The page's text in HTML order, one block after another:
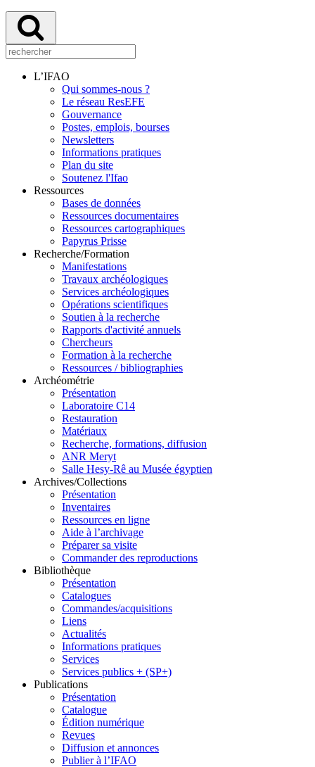
L’IFAO
Qui sommes-nous ?
Le réseau ResEFE
Gouvernance
Postes, emplois, bourses
Newsletters
Informations pratiques
Plan du site
Soutenez l'Ifao
Ressources
Bases de données
Ressources documentaires
Ressources cartographiques
Papyrus Prisse
Recherche/Formation
Manifestations
Travaux archéologiques
Services archéologiques
Opérations scientifiques
Soutien à la recherche
Rapports d'activité annuels
Chercheurs
Formation à la recherche
Ressources / bibliographies
Archéométrie
Présentation
Laboratoire C14
Restauration
Matériaux
Recherche, formations, diffusion
ANR Meryt
Salle Hesy-Rê au Musée égyptien
Archives/Collections
Présentation
Inventaires
Ressources en ligne
Aide à l’archivage
Préparer sa visite
Commander des reproductions
Bibliothèque
Présentation
Catalogues
Commandes/acquisitions
Liens
Actualités
Informations pratiques
Services
Services publics + (SP+)
Publications
Présentation
Catalogue
Édition numérique
Revues
Diffusion et annonces
Publier à l’IFAO